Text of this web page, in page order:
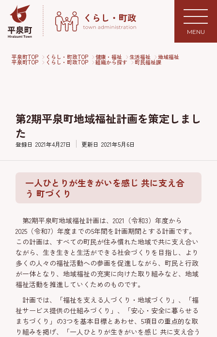
MENU
平泉町TOP くらし・町政TOP 健康・福祉 生活福祉 地域福祉
平泉町TOP くらし・町政TOP 組織から探す 町民福祉課
第2期平泉町地域福祉計画を策定しまし
た
登録日 2021年4月27日 更新日 2021年5月6日
一人ひとりが生きがいを感じ 共に支え合
う 町づくり
第2期平泉町地域福祉計画は、2021（令和3）年度から
2025（令和7）年度までの5年間を計画期間とする計画です。
この計画は、すべての町民が住み慣れた地域で共に支え合い
ながら、生き生きと生活ができる社会づくりを目指し、より
多くの人々の福祉活動への参画を促進しながら、町民と行政
が一体となり、地域福祉の充実に向けた取り組みなど、地域
福祉活動を推進していくためのものです。
計画では、「福祉を支える人づくり・地域づくり」、「福
祉サービス提供の仕組みづくり」、「安心・安全に暮らせる
まちづくり」の3つを基本目標とあわせ、5項目の重点的な取
り組みを掲げ、「一人ひとりが生きがいを感じ 共に支え合う